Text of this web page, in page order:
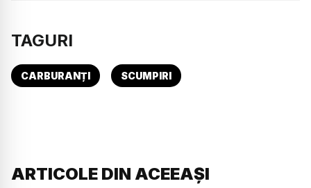
TAGURI
CARBURANȚI SCUMPIRI
ARTICOLE DIN ACEEAȘI